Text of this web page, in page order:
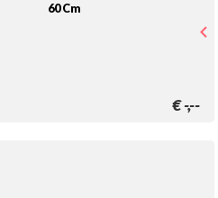
60 Cm
€-,--